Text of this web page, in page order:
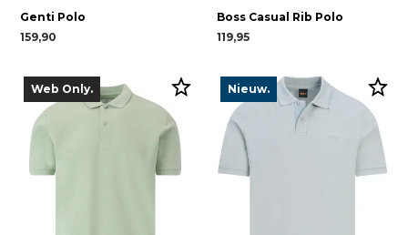
Genti Polo
159,90
Boss Casual Rib Polo
119,95
Web Only. Nieuw.